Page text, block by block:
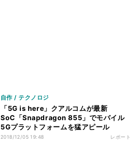
自作 / テクノロジ
「5G is here」クアルコムが最新
SoC「Snapdragon 855」でモバイル
5Gプラットフォームを猛アピール
2018/12/05 19:48 レポート